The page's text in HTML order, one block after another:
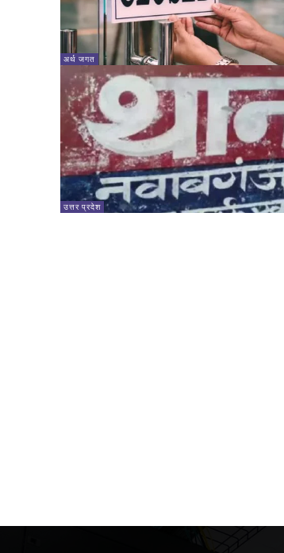
अर्थ जगत
उत्तर प्रदेश